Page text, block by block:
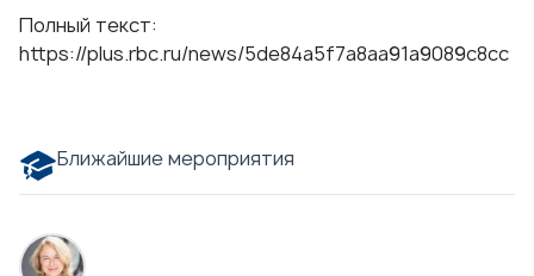
Полный текст:
https://plus.rbc.ru/news/5de84a5f7a8aa91a9089c8cc
Ближайшие мероприятия